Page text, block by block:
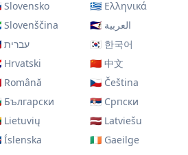
Slovensko 🇬🇷 Ελληνικά
Slovenščina 🇸🇦 العربية
עברית 🇰🇷 한국어
Hrvatski 🇨🇳 中文
Română 🇨🇿 Čeština
Български 🇷🇸 Српски
Lietuvių 🇱🇻 Latviešu
Íslenska 🇮🇪 Gaeilge